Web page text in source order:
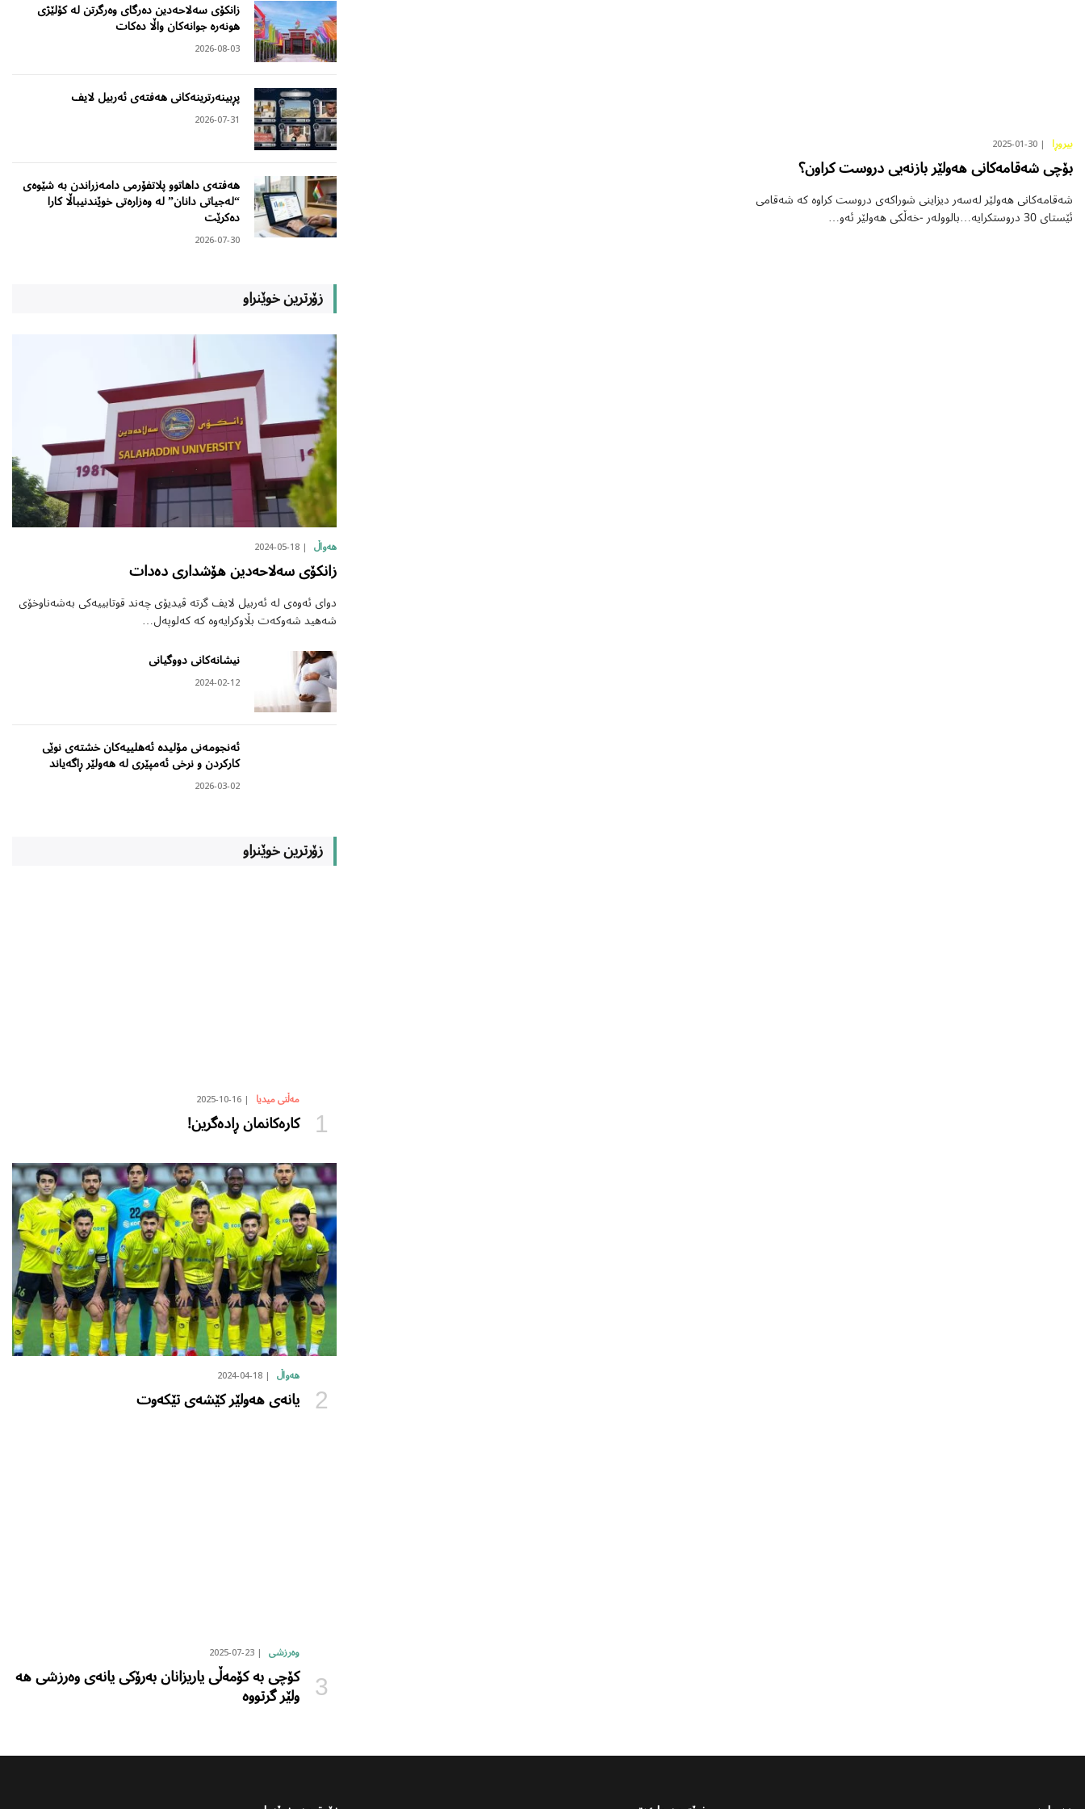
بیروڕا 2025-01-30
بۆچی شەقامەکانی هەولێر بازنەیی دروست کراون؟
شەقامەکانی هەولێر لەسەر دیزاینی شوراکەی دروست کراوە کە شەقامی
ئێستای 30 دروستکرایە…بالوولەر -خەڵكی هەولێر ئەو…
زانکۆی سەلاحەدین دەرگای وەرگرتن لە کۆلێژی
هونەرە جوانەکان واڵا دەکات
2026-08-03
پڕبینەرترینەکانی هەفتەی ئەربیل لایف
2026-07-31
هەفتەی داهاتوو پلاتفۆرمی دامەزراندن بە شێوەی
“لەجیاتی دانان” لە وەزارەتی خوێندنیباڵا کارا
دەکرێت
2026-07-30
زۆرترین خوێنراو
هەواڵ 2024-05-18
زانکۆی سەلاحەدین هۆشداری دەدات
دوای ئەوەی لە ئەربیل لایف گرتە ڤیدیۆی چەند قوتابییەکی بەشەناوخۆی
شەهید شەوکەت بڵاوکرایەوە کە کەلوپەل…
نیشانەکانی دووگیانی
2024-02-12
ئەنجومەنی مۆلیدە ئەهلییەکان خشتەی نوێی
کارکردن و نرخی ئەمپێری لە هەولێر ڕاگەیاند
2026-03-02
زۆرترین خوێنراو
مەڵتی میدیا 2025-10-16
کارەکانمان ڕادەگرین!
هەواڵ 2024-04-18
یانەی هەولێر کێشەی تێکەوت
وەرزشی 2025-07-23
کۆچی بە کۆمەڵی یاریزانان بەرۆکی یانەی وەرزشی هە
ولێر گرتووە